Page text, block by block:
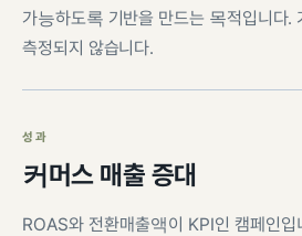
가능하도록 기반을 만드는 목적입니다.
측정되지 않습니다.
성과
커머스 매출 증대
ROAS와 전환매출액이 KPI인 캠페인입